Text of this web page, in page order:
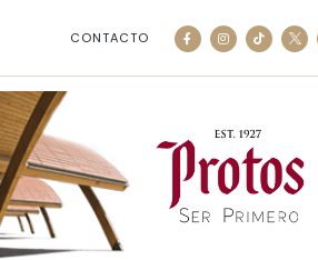
CONTACTO